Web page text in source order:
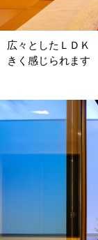
広々としたＬＤＫ
きく感じられます